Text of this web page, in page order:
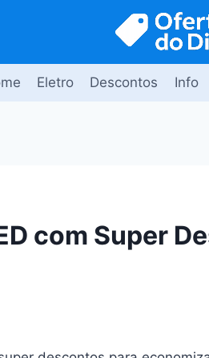
Eletro Descontos Info
com Super